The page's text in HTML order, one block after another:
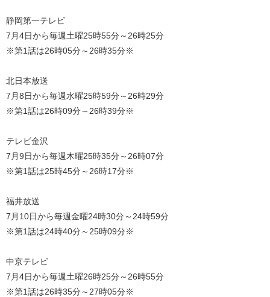
静岡第一テレビ
7月4日から毎週土曜25時55分～26時25分
※第1話は26時05分～26時35分※
北日本放送
7月8日から毎週水曜25時59分～26時29分
※第1話は26時09分～26時39分※
テレビ金沢
7月9日から毎週木曜25時35分～26時07分
※第1話は25時45分～26時17分※
福井放送
7月10日から毎週金曜24時30分～24時59分
※第1話は24時40分～25時09分※
中京テレビ
7月4日から毎週土曜26時25分～26時55分
※第1話は26時35分～27時05分※